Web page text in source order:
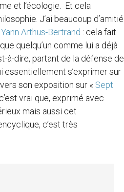
et l’écologie. Et cela
J’ai beaucoup d’amitié
Yann Arthus-Bertrand : cela fait
quelqu’un comme lui a déjà
à-dire, partant de la défense de
essentiellement s’exprimer sur
son exposition sur « Sept
vrai que, exprimé avec
mais aussi cet
c’est très